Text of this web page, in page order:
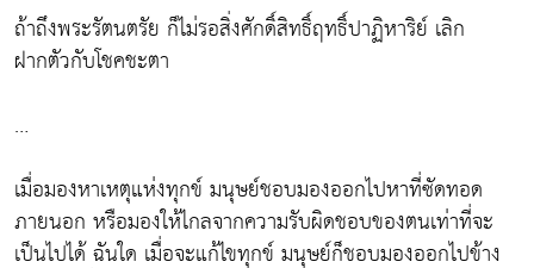
ถ้าถึงพระรัตนตรัย ก็ไม่รอสิ่งศักดิ์สิทธิ์ฤทธิ์ปาฏิหาริย์ เลิก
ฝากตัวกับโชคชะตา
…
เมื่อมองหาเหตุแห่งทุกข์ มนุษย์ชอบมองออกไปหาที่ซัดทอด
ภายนอก หรือมองให้ไกลจากความรับผิดชอบของตนเท่าที่จะ
เป็นไปได้ ฉันใด เมื่อจะแก้ไขทุกข์ มนุษย์ก็ชอบมองออกไปข้าง